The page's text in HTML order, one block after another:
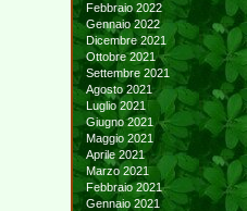
Febbraio 2022
Gennaio 2022
Dicembre 2021
Ottobre 2021
Settembre 2021
Agosto 2021
Luglio 2021
Giugno 2021
Maggio 2021
Aprile 2021
Marzo 2021
Febbraio 2021
Gennaio 2021